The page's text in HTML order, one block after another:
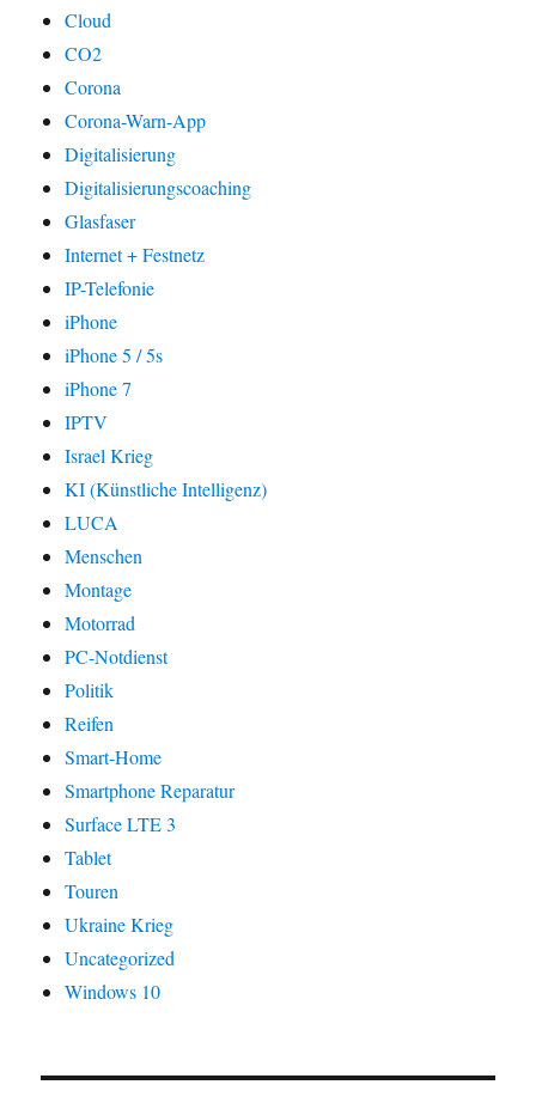
Cloud
CO2
Corona
Corona-Warn-App
Digitalisierung
Digitalisierungscoaching
Glasfaser
Internet + Festnetz
IP-Telefonie
iPhone
iPhone 5 / 5s
iPhone 7
IPTV
Israel Krieg
KI (Künstliche Intelligenz)
LUCA
Menschen
Montage
Motorrad
PC-Notdienst
Politik
Reifen
Smart-Home
Smartphone Reparatur
Surface LTE 3
Tablet
Touren
Ukraine Krieg
Uncategorized
Windows 10